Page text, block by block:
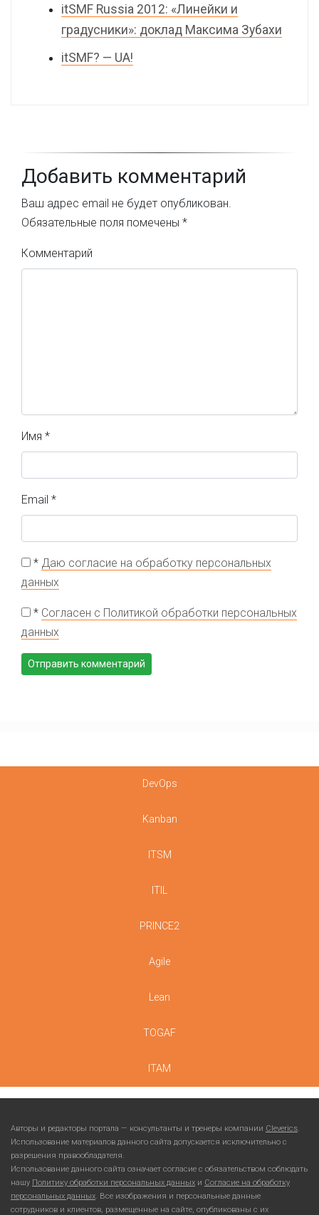
itSMF Russia 2012: «Линейки и
градусники»: доклад Максима Зубахи
itSMF? — UA!
Добавить комментарий
Ваш адрес email не будет опубликован.
Обязательные поля помечены *
Комментарий
Имя *
Email *
* Даю согласие на обработку персональных
данных
* Согласен с Политикой обработки персональных
данных
DevOps
Kanban
ITSM
ITIL
PRINCE2
Agile
Lean
TOGAF
ITAM
Авторы и редакторы портала — консультанты и тренеры компании Cleverics.
Использование материалов данного сайта допускается исключительно с
разрешения правообладателя.
Использование данного сайта означает согласие с обязательством соблюдать
нашу Политику обработки персональных данных и Согласие на обработку
персональных данных. Все изображения и персональные данные
сотрудников и клиентов, размещенные на сайте, опубликованы с их